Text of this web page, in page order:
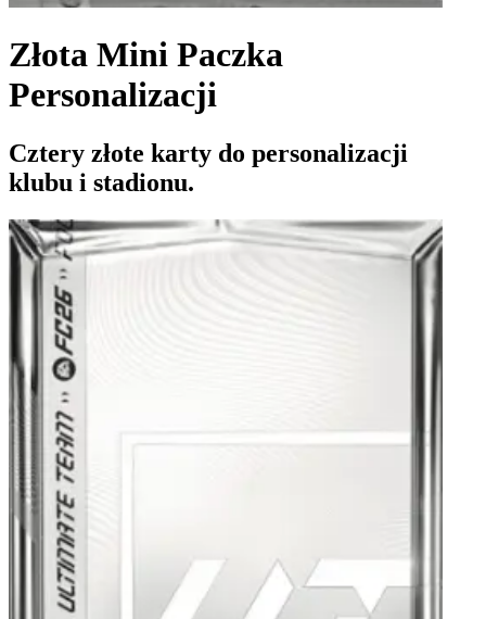
Złota Mini Paczka
Personalizacji
Cztery złote karty do personalizacji
klubu i stadionu.